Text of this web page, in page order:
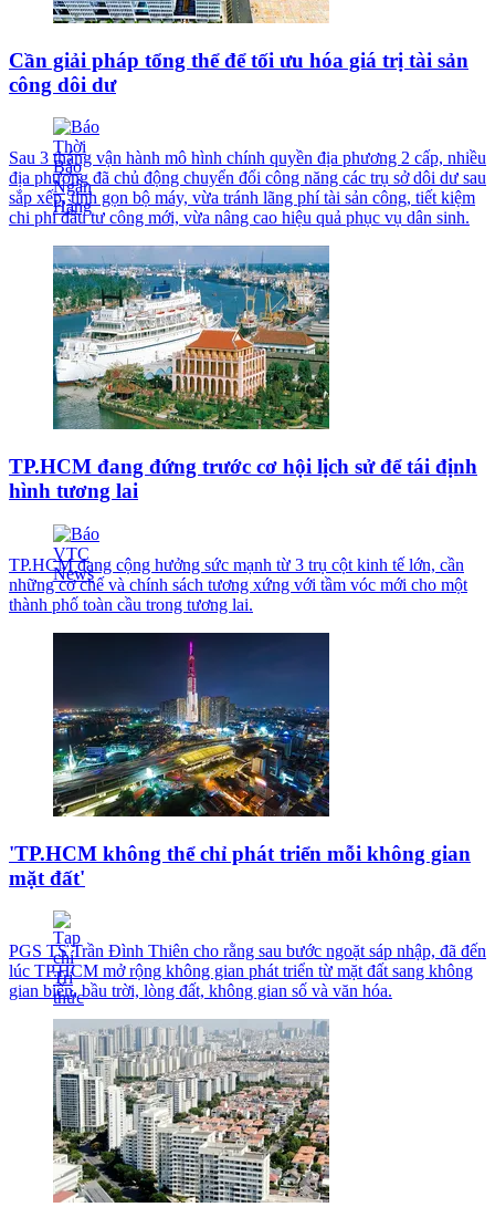
Cần giải pháp tổng thể để tối ưu hóa giá trị tài sản
công dôi dư
Sau 3 tháng vận hành mô hình chính quyền địa phương 2 cấp, nhiều
địa phương đã chủ động chuyển đổi công năng các trụ sở dôi dư sau
sắp xếp, tinh gọn bộ máy, vừa tránh lãng phí tài sản công, tiết kiệm
chi phí đầu tư công mới, vừa nâng cao hiệu quả phục vụ dân sinh.
TP.HCM đang đứng trước cơ hội lịch sử để tái định
hình tương lai
TP.HCM đang cộng hưởng sức mạnh từ 3 trụ cột kinh tế lớn, cần
những cơ chế và chính sách tương xứng với tầm vóc mới cho một
thành phố toàn cầu trong tương lai.
'TP.HCM không thể chỉ phát triển mỗi không gian
mặt đất'
PGS TS Trần Đình Thiên cho rằng sau bước ngoặt sáp nhập, đã đến
lúc TP.HCM mở rộng không gian phát triển từ mặt đất sang không
gian biển, bầu trời, lòng đất, không gian số và văn hóa.